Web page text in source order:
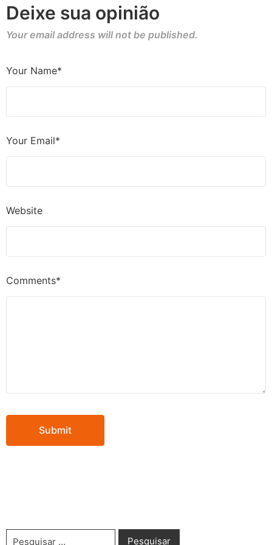
Deixe sua opinião
Your email address will not be published.
Comments*
Your Name*
Your Email*
Website